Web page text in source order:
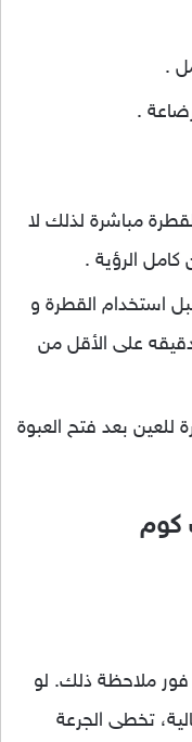
.
.
مباشرة لذلك لا
الرؤية .
استخدام القطرة و
ارتدائها مرة اخرى بعد 15 دقيقه على الأقل من
للعين بعد فتح العبوة
كوم
فور ملاحظة ذلك. لو
تخطى الجرعة